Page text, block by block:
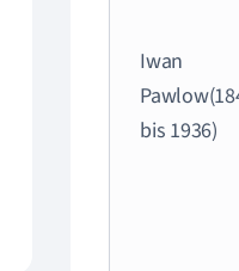
Iwan
bis 1936)